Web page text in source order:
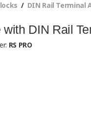
DIN Rail Terminal
DIN Rail
RS PRO